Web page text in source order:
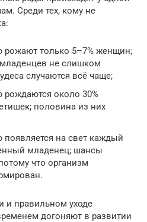
Среди тех, кому не
рожают только 5–7% женщин;
не слишком
случаются всё чаще;
рождаются около 30%
половина из них
появляется на свет каждый
младенец; шансы
что организм
и правильном уходе
догоняют в развитии